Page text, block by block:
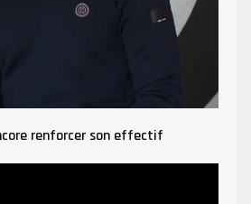
renforcer son effectif